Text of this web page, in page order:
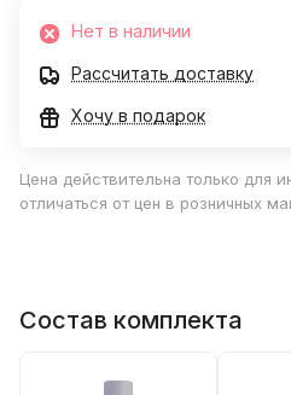
Нет в наличии
Рассчитать доставку
Хочу в подарок
Цена действительна только для
отличаться от цен в розничных
Состав комплекта